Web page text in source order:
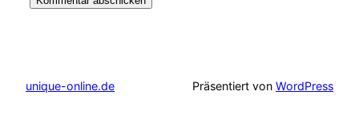
unique-online.de Präsentiert von WordPress